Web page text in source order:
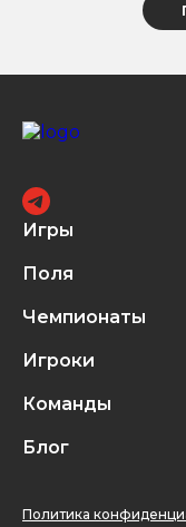
Игры
Поля
Чемпионаты
Игроки
Команды
Блог
Политика